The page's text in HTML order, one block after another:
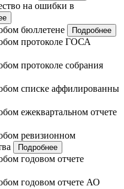
на ошибки в
бюллетене Подробнее
протоколе ГОСА
протоколе собрания
списке аффилированны
ежеквартальном отчете
ревизионном
Подробнее
годовом отчете
годовом отчете АО